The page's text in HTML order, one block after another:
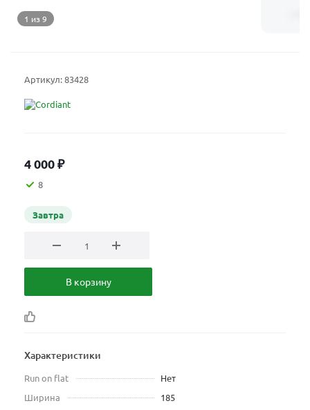
1 из 9
Артикул:83428
4 000₽
8
Завтра
В корзину
Характеристики
Run on flat
Нет
Ширина
185